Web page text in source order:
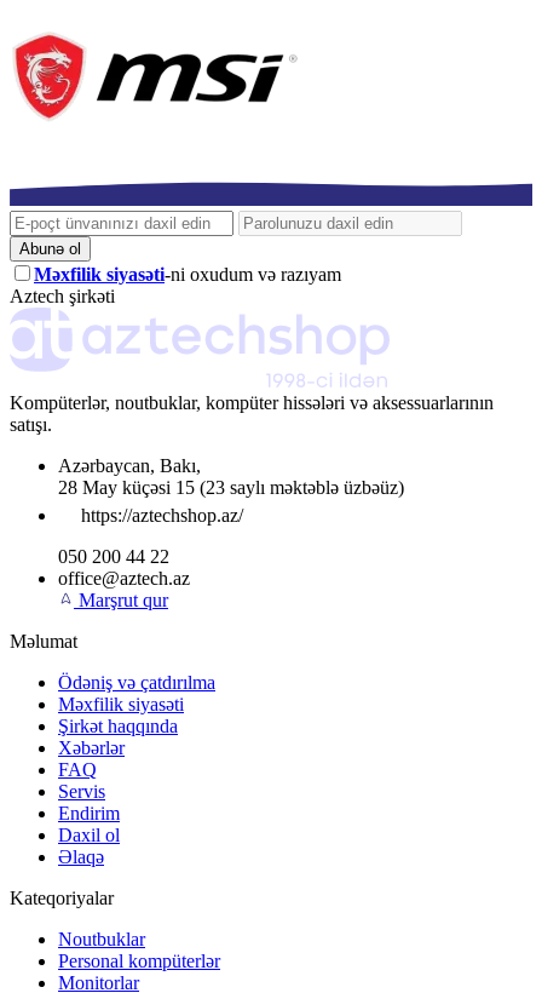
Abunə ol
Məxfilik siyasəti-ni oxudum və razıyam
Aztech şirkəti
Kompüterlər, noutbuklar, kompüter hissələri və aksessuarlarının
satışı.
Azərbaycan, Bakı,
28 May küçəsi 15 (23 saylı məktəblə üzbəüz)
https://aztechshop.az/
050 200 44 22
office@aztech.az
Marşrut qur
Məlumat
Ödəniş və çatdırılma
Məxfilik siyasəti
Şirkət haqqında
Xəbərlər
FAQ
Servis
Endirim
Daxil ol
Əlaqə
Kateqoriyalar
Noutbuklar
Personal kompüterlər
Monitorlar